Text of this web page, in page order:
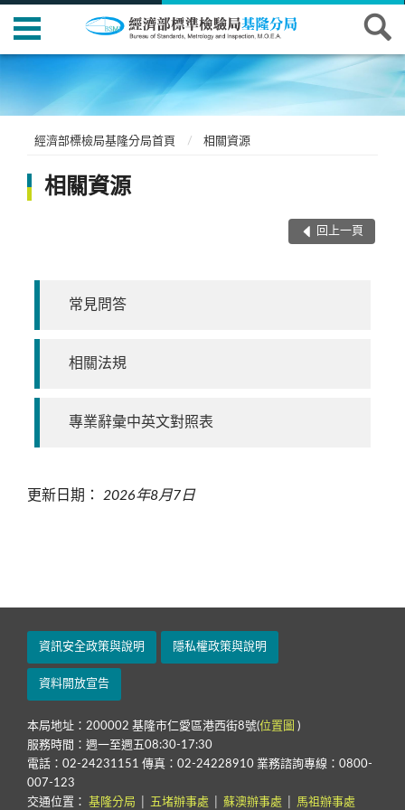
經濟部標檢局基隆分局首頁 相關資源
相關資源
回上一頁
常見問答
相關法規
專業辭彙中英文對照表
更新日期： 2026年8月7日
資訊安全政策與說明 隱私權政策與說明
資料開放宣告
本局地址：200002 基隆市仁愛區港西街8號(位置圖 )
服務時間：週一至週五08:30-17:30
電話：02-24231151 傳真：02-24228910 業務諮詢專線：0800-
007-123
交通位置： 基隆分局 五堵辦事處 蘇澳辦事處 馬祖辦事處